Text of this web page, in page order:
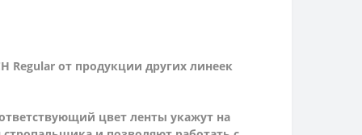
Regular от продукции других линеек
цвет ленты укажут на